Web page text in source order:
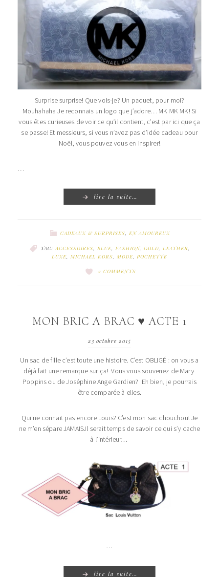
Surprise surprise! Que vois-je? Un paquet, pour moi?
Mouhahaha Je reconnais un logo que j’adore… MK MK MK! Si
vous êtes curieuses de voir ce qu’il contient, c’est par ici que ça
se passe! Et messieurs, si vous n’avez pas d’idée cadeau pour
Noël, vous pouvez vous en inspirer!
…
lire la suite…
CADEAUX & SURPRISES, EN AMOUREUX
TAG:ACCESSOIRES, BLUE, FASHION, GOLD, LEATHER,
LUXE, MICHAEL KORS, MODE, POCHETTE
2 COMMENTS
MON BRIC A BRAC ♥ ACTE 1
23 octobre 2015
Un sac de fille c’est toute une histoire. C’est OBLIGÉ : on vous a
déjà fait une remarque sur ça! Vous vous souvenez de Mary
Poppins ou de Joséphine Ange Gardien? Eh bien, je pourrais
être comparée à elles.
Qui ne connait pas encore Louis? C’est mon sac chouchou! Je
ne m’en sépare JAMAIS.Il serait temps de savoir ce qui s’y cache
à l’intérieur…
…
lire la suite…